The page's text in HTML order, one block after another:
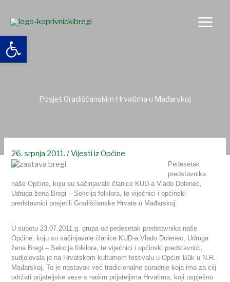
Open toolbar
content
Posjet Gradišćanskim Hrvatima u Mađarskoj
26. srpnja 2011./Vijesti iz Općine
Pedesetak
predstavnika
naše Općine, koju su sačinjavale članice KUD-a Vlado Dolenec,
Udruga žena Bregi – Sekcija folklora, te vijećnici i općinski
predstavnici posjetili Gradišćanske Hrvate u Mađarskoj.
U subotu 23.07.2011.g. grupa od pedesetak predstavnika naše
Općine, koju su sačinjavale članice KUD-a Vlado Dolenec, Udruga
žena Bregi – Sekcija folklora, te vijećnici i općinski predstavnici,
sudjelovala je na Hrvatskom kulturnom festivalu u Općini Bük u N.R.
Mađarskoj. To je nastavak već tradicionalne suradnje koja ima za cilj
održati prijateljske veze s našim prijateljima Hrvatima, koji uspješno